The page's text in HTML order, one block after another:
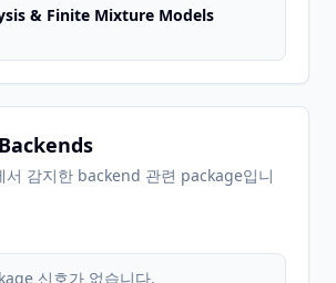
& Finite Mixture Models
서 감지한 backend 관련 package입니
신호가 없습니다.